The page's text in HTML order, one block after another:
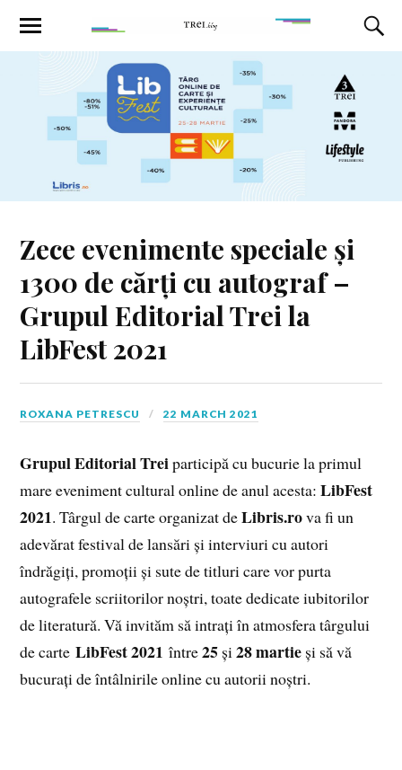
Zece evenimente speciale și
1300 de cărți cu autograf –
Grupul Editorial Trei la
LibFest 2021
ROXANA PETRESCU 22 MARCH 2021
Grupul Editorial Treiparticipă cu bucurie la primul
mare eveniment cultural online de anul acesta:LibFest
2021. Târgul de carte organizat deLibris.rova fi un
adevărat festival de lansări și interviuri cu autori
îndrăgiți, promoții și sute de titluri care vor purta
autografele scriitorilor noștri, toate dedicate iubitorilor
de literatură. Vă invităm să intrați în atmosfera târgului
de carteLibFest 2021 între25 și28 martie și să vă
bucurați de întâlnirile online cu autorii noștri.